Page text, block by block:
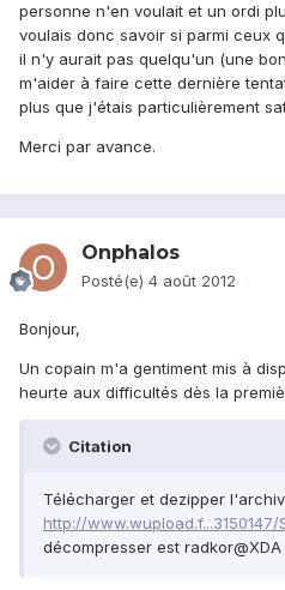
personne n'en voulait et un ordi
voulais donc savoir si parmi ceux
il n'y aurait pas quelqu'un (une
m'aider à faire cette dernière
plus que j'étais particulièrement
Merci par avance.
Onphalos
Posté(e) 4 août 2012
Bonjour,
Un copain m'a gentiment mis à
heurte aux difficultés dès la
Citation
Télécharger et dezipper
http://www.wupload.f...3150147/
décompresser est radkor@XDA